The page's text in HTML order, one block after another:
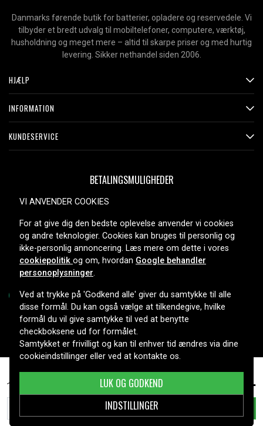
Lenovo ThinkPad X1 Carbon 4th(20FB-A003AU),
329 kr.
TILFØJ TIL KURV
Danmarks førende butik for batterier, opladere og reservedele. Vi
tilbyder et bredt udvalg til mobiltelefoner, computere, værktøj,
husholdning og meget mere – altid til skarpe priser og med hurtig
levering. Sikker nethandel siden 2006.
HJÆLP
INFORMATION
KUNDESERVICE
BETALINGSMULIGHEDER
LEVERINGSMULIGHEDER
Copyright © 2026, Spares Nordic AB
VI ANVENDER COOKIES
For at give dig den bedste oplevelse anvender vi cookies
og andre teknologier. Cookies kan bruges til personlig og
ikke-personlig annoncering. Læs mere om dette i vores
cookiepolitik og om, hvordan Google behandler
personoplysninger.
Ved at trykke på 'Godkend alle' giver du samtykke til alle
disse formål. Du kan også vælge at tilkendegive, hvilke
formål du vil give samtykke til ved at benytte
checkboksene ud for formålet.
Samtykket er frivilligt og kan til enhver tid ændres via dine
cookieindstillinger eller ved at kontakte os.
INDSTILLINGER
LUK OG GODKEND